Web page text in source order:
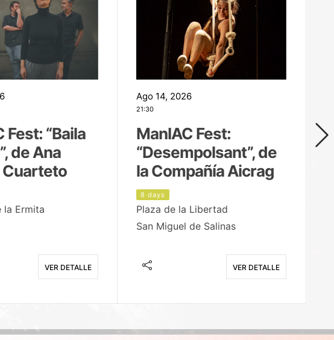
Fest: “Baila
de Ana
Cuarteto
la Ermita
VER DETALLE
Ago 14, 2026
21:30
ManIAC Fest:
“Desempolsant”, de
la Compañía Aicrag
8 days
Plaza de la Libertad
San Miguel de Salinas
VER DETALLE